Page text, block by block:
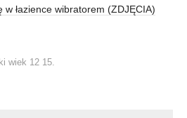
w łazience wibratorem (ZDJĘCIA)
wiek 12 15.